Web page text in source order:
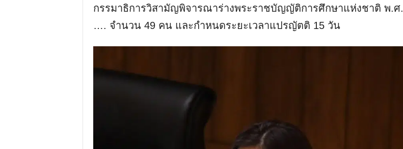
กรรมาธิการวิสามัญพิจารณาร่างพระราชบัญญัติการศึกษาแห่งชาติ พ.ศ.
…. จำนวน 49 คน และกำหนดระยะเวลาแปรญัตติ 15 วัน